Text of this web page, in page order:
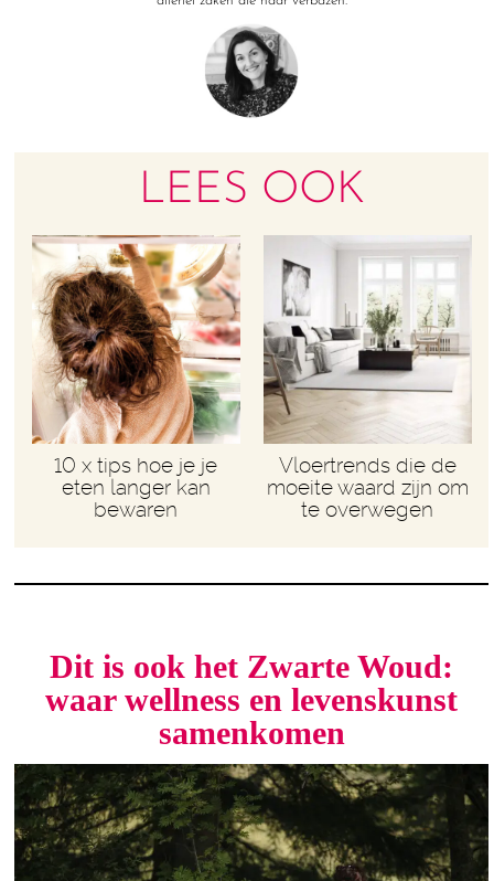
LEES OOK
10 x tips hoe je je
eten langer kan
bewaren
Vloertrends die de
moeite waard zijn om
te overwegen
Dit is ook het Zwarte Woud:
waar wellness en levenskunst
samenkomen